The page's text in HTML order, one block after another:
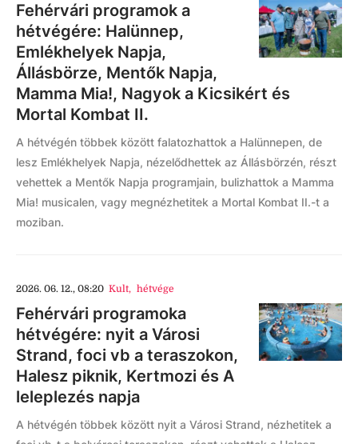
Fehérvári programok a
hétvégére: Halünnep,
Emlékhelyek Napja,
Állásbörze, Mentők Napja,
Mamma Mia!, Nagyok a Kicsikért és
Mortal Kombat II.
A hétvégén többek között falatozhattok a Halünnepen, de
lesz Emlékhelyek Napja, nézelődhettek az Állásbörzén, részt
vehettek a Mentők Napja programjain, bulizhattok a Mamma
Mia! musicalen, vagy megnézhetitek a Mortal Kombat II.-t a
moziban.
2026. 06. 12., 08:20 Kult, hétvége
Fehérvári programoka
hétvégére: nyit a Városi
Strand, foci vb a teraszokon,
Halesz piknik, Kertmozi és A
leleplezés napja
A hétvégén többek között nyit a Városi Strand, nézhetitek a